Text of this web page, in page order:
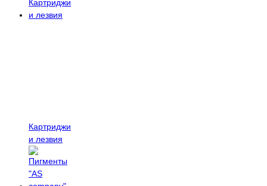
Картриджи
и лезвия